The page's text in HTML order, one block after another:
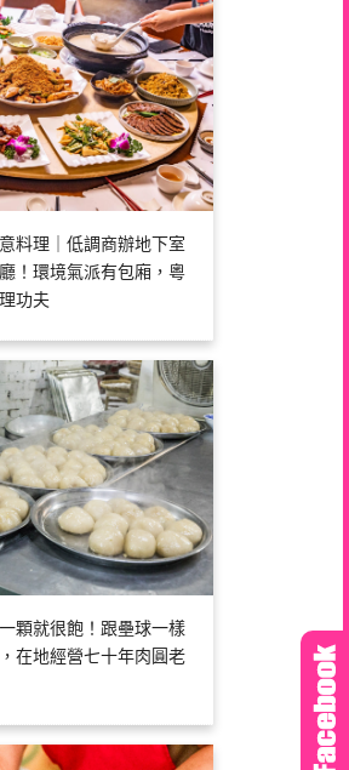
料理｜低調商辦地下室
！環境氣派有包廂，粵
功夫
顆就很飽！跟壘球一樣
在地經營七十年肉圓老